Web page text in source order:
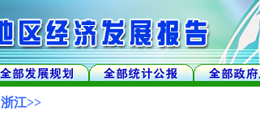
浙江>>